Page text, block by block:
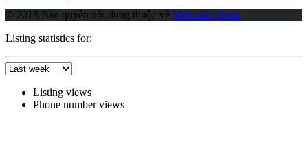
© 2018 Bản quyền nội dung thuộc về Mercedes Benz
Listing statistics for:
Listing views
Phone number views